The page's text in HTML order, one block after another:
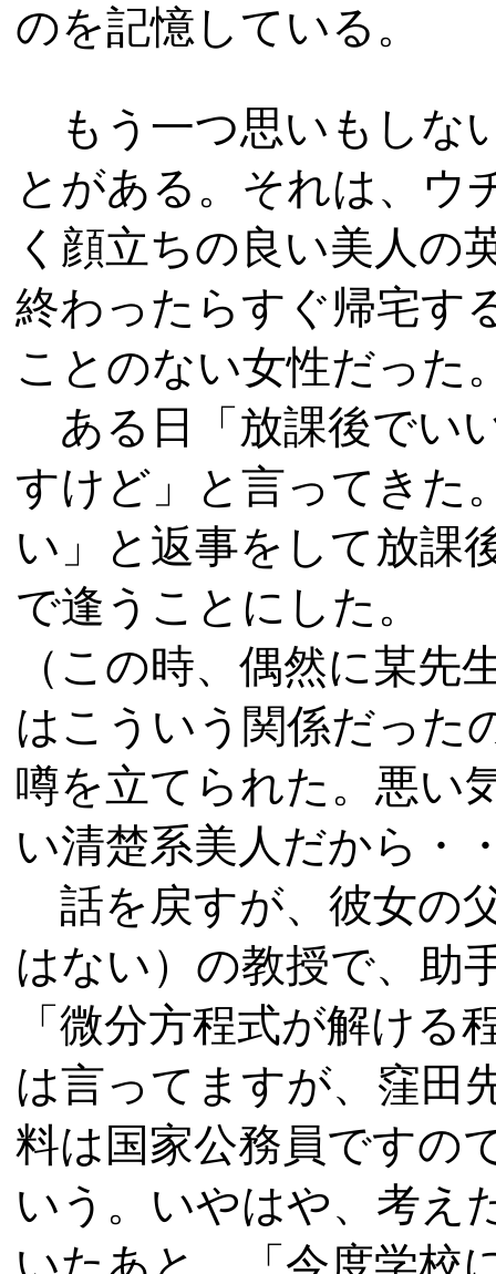
のを記憶している。
もう一つ思いもしな
とがある。それは、ウ
く顔立ちの良い美人の
終わったらすぐ帰宅す
ことのない女性だった
ある日「放課後でい
すけど」と言ってきた
い」と返事をして放課
で逢うことにした。
（この時、偶然に某
はこういう関係だった
噂を立てられた。悪い
い清楚系美人だから・
話を戻すが、彼女の
はない）の教授で、助
「微分方程式が解け
は言ってますが、窪田
料は国家公務員ですの
いう。いやはや、考え